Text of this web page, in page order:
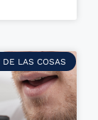
LAS COSAS